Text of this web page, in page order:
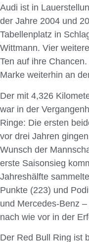
Audi ist in
der Jahre 2004 und
Tabellenplatz in
Wittmann. Vier
Ten auf ihre
Marke weiterhin an
Der mit 4,326
war in der
Ringe: Die ersten
vor drei Jahren
Wunsch der
erste Saisonsieg
Jahreshälfte
Punkte (223) und
und Mercedes-Benz
nach wie vor in der
Der Red Bull Ring ist